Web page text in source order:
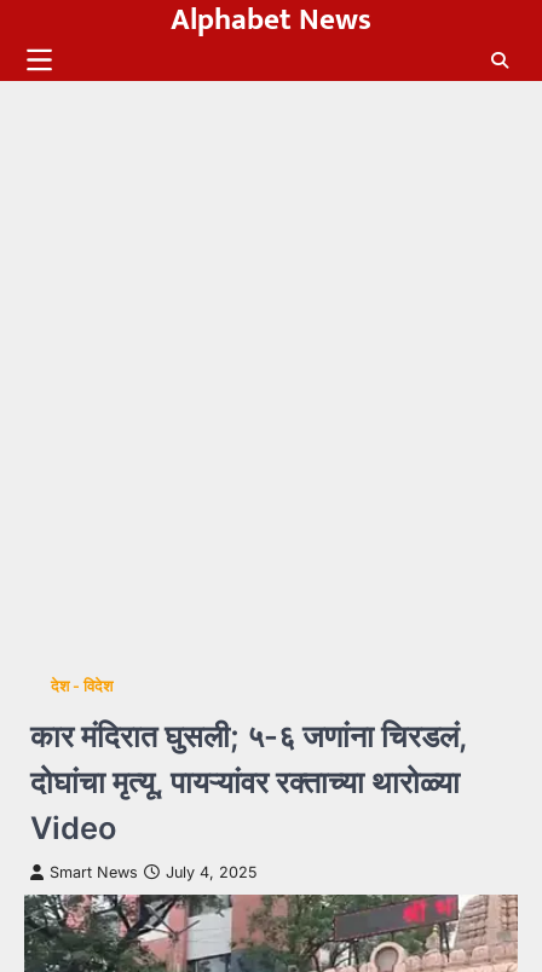
content
Alphabet News
देश - विदेश
कार मंदिरात घुसली; ५-६ जणांना चिरडलं,
दोघांचा मृत्यू, पायऱ्यांवर रक्ताच्या थारोळ्या
Video
Smart News July 4, 2025